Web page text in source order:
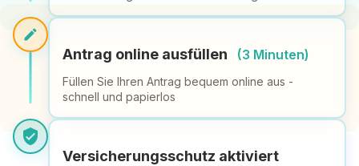
edit
Antrag online ausfüllen (3 Minuten)
Füllen Sie Ihren Antrag bequem online aus -
schnell und papierlos
verified_user
Versicherungsschutz aktiviert